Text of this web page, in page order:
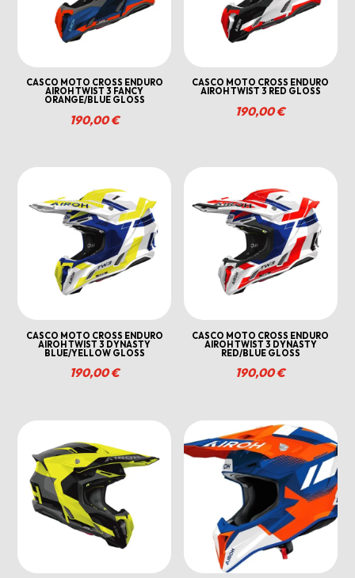
CASCO MOTO CROSS ENDURO
AIROH TWIST 3 FANCY
ORANGE/BLUE GLOSS
190,00€
CASCO MOTO CROSS ENDURO
AIROH TWIST 3 RED GLOSS
190,00€
CASCO MOTO CROSS ENDURO
AIROH TWIST 3 DYNASTY
BLUE/YELLOW GLOSS
190,00€
CASCO MOTO CROSS ENDURO
AIROH TWIST 3 DYNASTY
RED/BLUE GLOSS
190,00€